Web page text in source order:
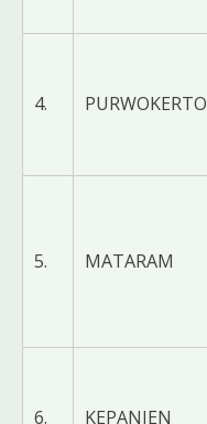
4. PURWOKERTO
5. MATARAM
6. KEPANJEN